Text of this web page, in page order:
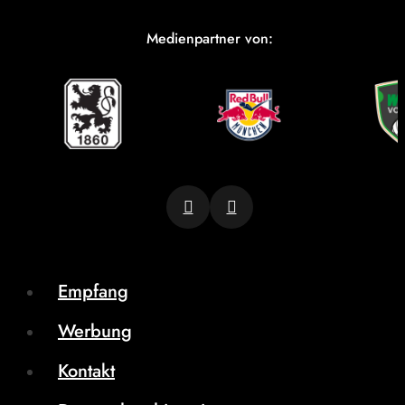
Medienpartner von:
Empfang
Werbung
Kontakt